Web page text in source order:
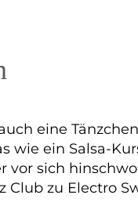
eine
wie ein Salsa-
vor sich
Club zu Electro